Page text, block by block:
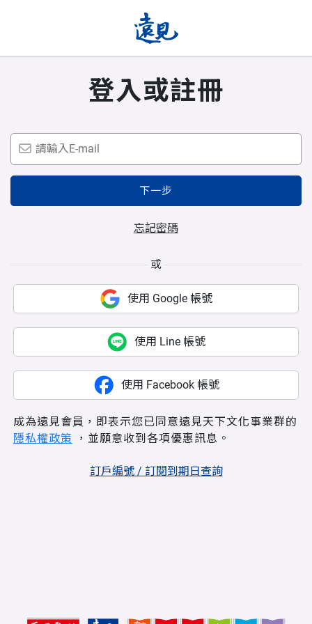
登入或註冊
下一步
忘記密碼
或
使用 Google 帳號
使用 Line 帳號
使用 Facebook 帳號
成為遠見會員，即表示您已同意遠見天下文化事業群的
隱私權政策 ，並願意收到各項優惠訊息。
訂戶編號 / 訂閱到期日查詢